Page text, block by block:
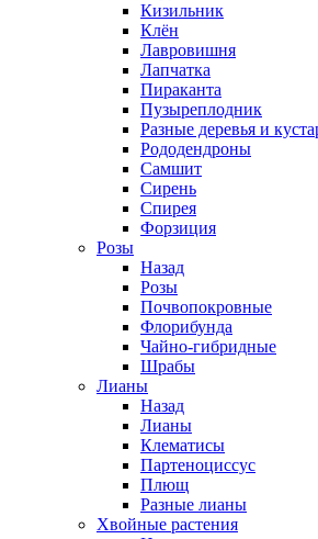
Кизильник
Клён
Лавровишня
Лапчатка
Пираканта
Пузыреплодник
Разные деревья и
Рододендроны
Самшит
Сирень
Спирея
Форзиция
Розы
Назад
Розы
Почвопокровные
Флорибунда
Чайно-гибридные
Шрабы
Лианы
Назад
Лианы
Клематисы
Партеноциссус
Плющ
Разные лианы
Хвойные растения